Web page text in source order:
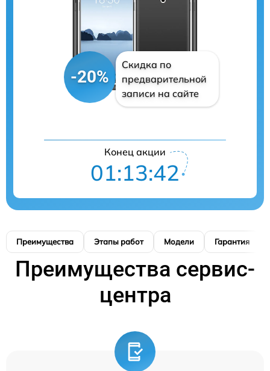
-20%
Скидка по
предварительной
записи на сайте
Конец акции
01:13:41
Преимущества Этапы работ Модели Гарантия
Преимущества сервис-
центра